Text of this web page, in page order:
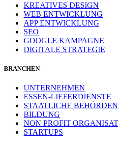
KREATIVES DESIGN
WEB ENTWICKLUNG
APP ENTWICKLUNG
SEO
GOOGLE KAMPAGNE
DIGITALE STRATEGIE
BRANCHEN
UNTERNEHMEN
ESSEN-LIEFERDIENSTE
STAATLICHE BEHÖRDEN
BILDUNG
NON PROFIT
STARTUPS